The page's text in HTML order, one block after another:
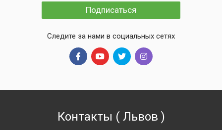
Подписаться
Следите за нами в социальных сетях
Контакты ( Львов )